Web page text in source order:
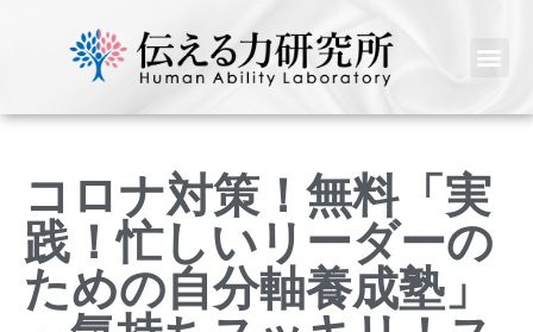
コロナ対策！無料「実
践！忙しいリーダーの
ための自分軸養成塾」